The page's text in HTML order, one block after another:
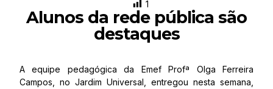
1
Alunos da rede pública são
destaques
A equipe pedagógica da Emef Profª Olga Ferreira
Campos, no Jardim Universal, entregou nesta semana,